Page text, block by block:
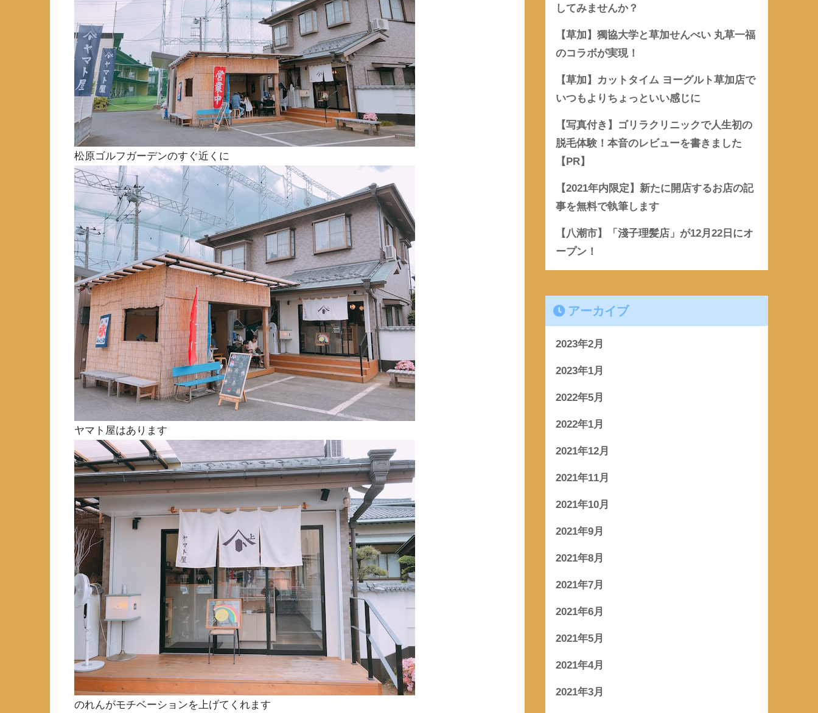
松原ゴルフガーデンのすぐ近くに
ヤマト屋はあります
のれんがモチベーションを上げてくれます
してみませんか？
【草加】獨協大学と草加せんべい 丸草一福
のコラボが実現！
【草加】カットタイム ヨーグルト草加店で
いつもよりちょっといい感じに
【写真付き】ゴリラクリニックで人生初の
脱毛体験！本音のレビューを書きました
【PR】
【2021年内限定】新たに開店するお店の記
事を無料で執筆します
【八潮市】「淺子理髪店」が12月22日にオ
ープン！
アーカイブ
2023年2月
2023年1月
2022年5月
2022年1月
2021年12月
2021年11月
2021年10月
2021年9月
2021年8月
2021年7月
2021年6月
2021年5月
2021年4月
2021年3月